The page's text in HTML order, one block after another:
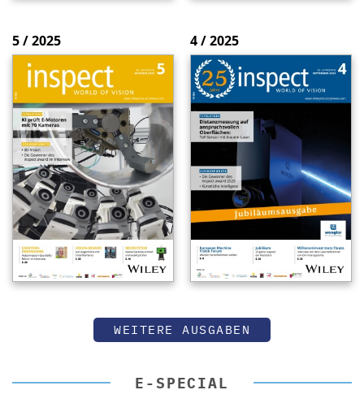
5 / 2025 4 / 2025
WEITERE AUSGABEN
E-SPECIAL